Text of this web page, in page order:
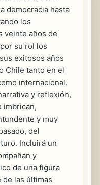
democracia hasta
los
veinte años de
su rol los
exitosos años
Chile tanto en el
internacional.
y reflexión,
imbrican,
y muy
del
Incluirá un
y
de una figura
las últimas